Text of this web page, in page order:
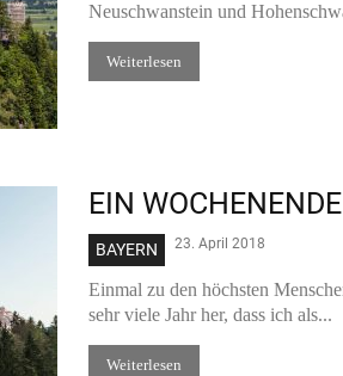
Neuschwanstein und
Weiterlesen
EIN
BAYERN 23. April 2018
Einmal zu den höchsten
sehr viele Jahr her, dass ich als...
Weiterlesen